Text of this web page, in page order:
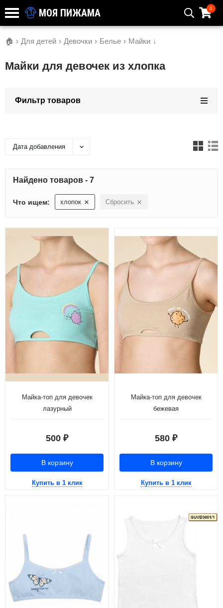
МОЯ ПИЖАМА 0
🏠 › Для детей › Девочки › Белье › Майки ↓
Майки для девочек из хлопка
Фильтр товаров
Дата добавления
Найдено товаров - 7
Что ищем: хлопок Сбросить
Майка-топ для девочек
лазурный
500 ₽
В корзину
Купить в 1 клик
Майка-топ для девочек
бежевая
580 ₽
В корзину
Купить в 1 клик